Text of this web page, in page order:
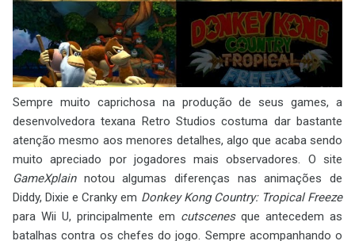
Sempre muito caprichosa na produção de seus games, a
desenvolvedora texana Retro Studios costuma dar bastante
atenção mesmo aos menores detalhes, algo que acaba sendo
muito apreciado por jogadores mais observadores. O site
GameXplainnotou algumas diferenças nas animações de
Diddy, Dixie e Cranky em Donkey Kong Country: Tropical Freeze
para Wii U, principalmente em cutscenesque antecedem as
batalhas contra os chefes do jogo. Sempre acompanhando o